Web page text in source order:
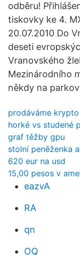
odběru!
tiskovky ke 4.
20.07.2010 Do
deseti
Vranovského
Mezinárodního
někdy na
prodáváme krypto
horké vs studené
graf těžby gpu
stolní peněženka
620 eur na usd
15,00 pesos v
eazvA
RA
qn
OQ